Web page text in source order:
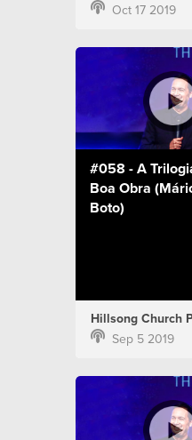
Oct 17 2019
#058 - A
Boa Obra
Boto)
Sep 5 2019